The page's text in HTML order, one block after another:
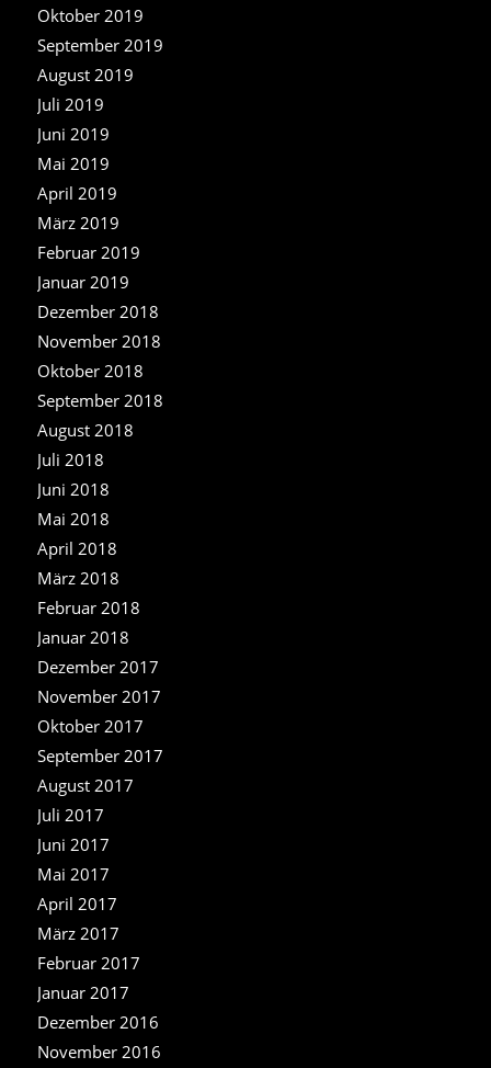
Oktober 2019
September 2019
August 2019
Juli 2019
Juni 2019
Mai 2019
April 2019
März 2019
Februar 2019
Januar 2019
Dezember 2018
November 2018
Oktober 2018
September 2018
August 2018
Juli 2018
Juni 2018
Mai 2018
April 2018
März 2018
Februar 2018
Januar 2018
Dezember 2017
November 2017
Oktober 2017
September 2017
August 2017
Juli 2017
Juni 2017
Mai 2017
April 2017
März 2017
Februar 2017
Januar 2017
Dezember 2016
November 2016